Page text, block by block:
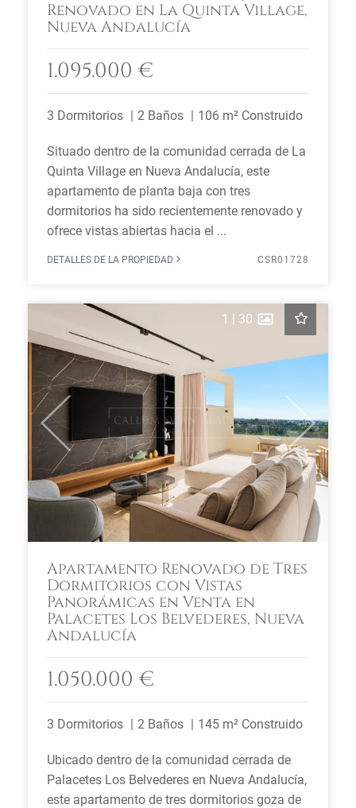
Renovado en La Quinta Village,
Nueva Andalucía
1.095.000 €
3 Dormitorios 2 Baños 106 m² Construido
Situado dentro de la comunidad cerrada de La
Quinta Village en Nueva Andalucía, este
apartamento de planta baja con tres
dormitorios ha sido recientemente renovado y
ofrece vistas abiertas hacia el ...
DETALLES DE LA PROPIEDAD CSR01728
Previous Next
1 | 30
Apartamento Renovado de Tres
Dormitorios con Vistas
Panorámicas en Venta en
Palacetes Los Belvederes, Nueva
Andalucía
1.050.000 €
3 Dormitorios 2 Baños 145 m² Construido
Ubicado dentro de la comunidad cerrada de
Palacetes Los Belvederes en Nueva Andalucía,
este apartamento de tres dormitorios goza de